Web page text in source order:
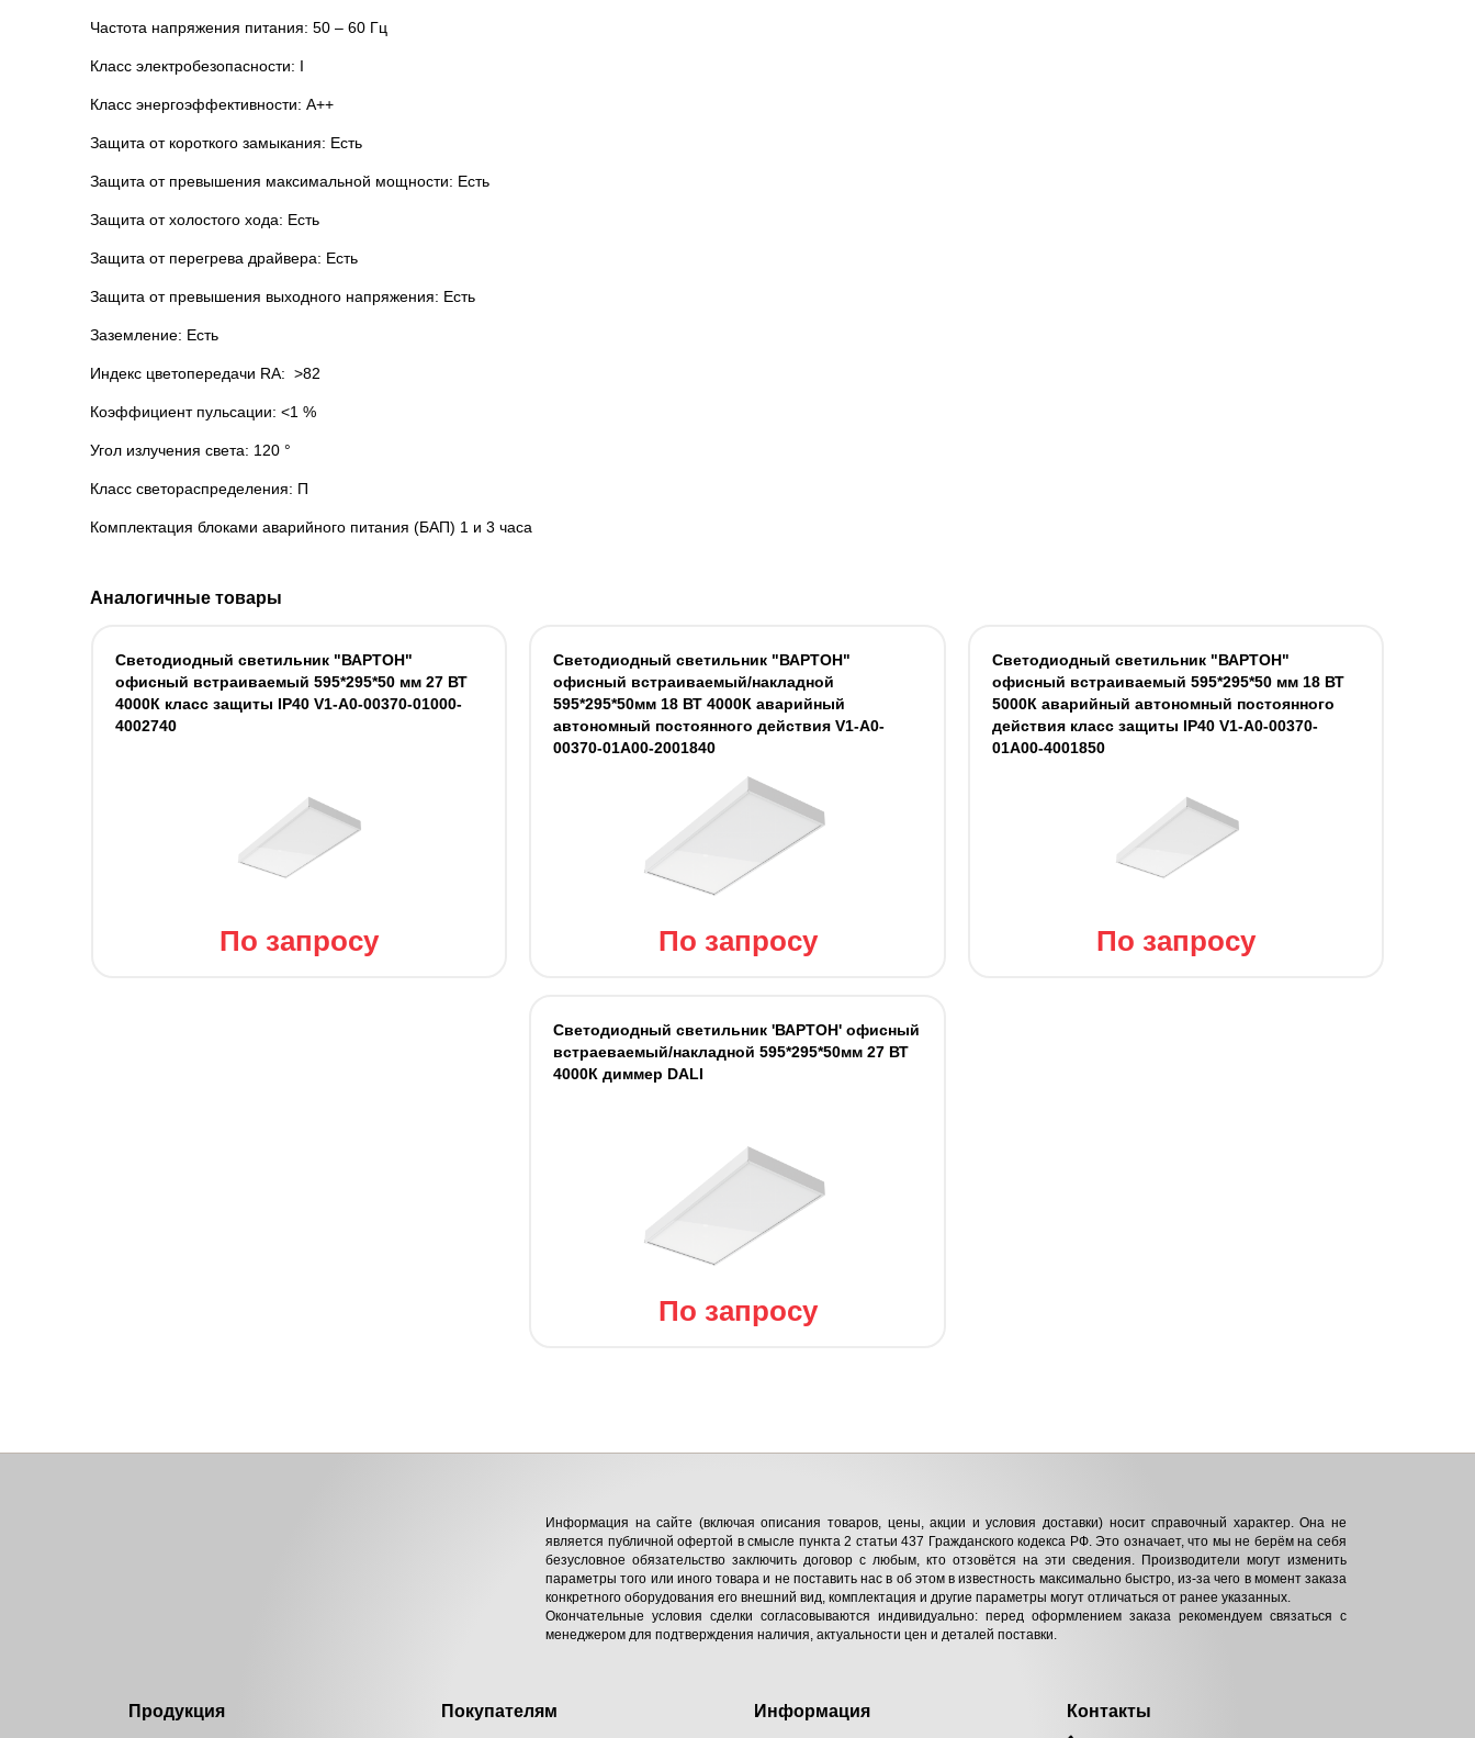
Частота напряжения питания: 50 – 60 Гц
Класс электробезопасности: I
Класс энергоэффективности: А++
Защита от короткого замыкания: Есть
Защита от превышения максимальной мощности: Есть
Защита от холостого хода: Есть
Защита от перегрева драйвера: Есть
Защита от превышения выходного напряжения: Есть
Заземление: Есть
Индекс цветопередачи RA: >82
Коэффициент пульсации: <1 %
Угол излучения света: 120 °
Класс светораспределения: П
Комплектация блоками аварийного питания (БАП) 1 и 3 часа
Аналогичные товары
Светодиодный светильник "ВАРТОН"
офисный встраиваемый 595*295*50 мм 27 ВТ
4000К класс защиты IP40 V1-A0-00370-01000-
4002740
По запросу
Светодиодный светильник "ВАРТОН"
офисный встраиваемый/накладной
595*295*50мм 18 ВТ 4000К аварийный
автономный постоянного действия V1-A0-
00370-01A00-2001840
По запросу
Светодиодный светильник "ВАРТОН"
офисный встраиваемый 595*295*50 мм 18 ВТ
5000К аварийный автономный постоянного
действия класс защиты IP40 V1-A0-00370-
01A00-4001850
По запросу
Светодиодный светильник 'ВАРТОН' офисный
встраеваемый/накладной 595*295*50мм 27 ВТ
4000К диммер DALI
По запросу
Информация на сайте (включая описания товаров, цены, акции и условия доставки) носит справочный характер. Она не
является публичной офертой в смысле пункта 2 статьи 437 Гражданского кодекса РФ. Это означает, что мы не берём на себя
безусловное обязательство заключить договор с любым, кто отзовётся на эти сведения. Производители могут изменить
параметры того или иного товара и не поставить нас в об этом в известность максимально быстро, из-за чего в момент заказа
конкретного оборудования его внешний вид, комплектация и другие параметры могут отличаться от ранее указанных.
Окончательные условия сделки согласовываются индивидуально: перед оформлением заказа рекомендуем связаться с
менеджером для подтверждения наличия, актуальности цен и деталей поставки.
Продукция Покупателям Информация Контакты